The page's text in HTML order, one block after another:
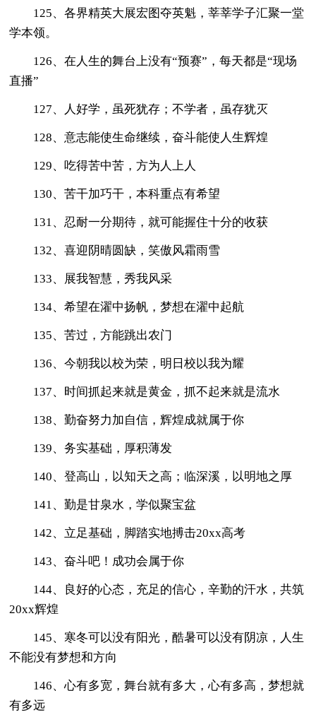
125、各界精英大展宏图夺英魁，莘莘学子汇聚一堂
学本领。
126、在人生的舞台上没有“预赛”，每天都是“现场
直播”
127、人好学，虽死犹存；不学者，虽存犹灭
128、意志能使生命继续，奋斗能使人生辉煌
129、吃得苦中苦，方为人上人
130、苦干加巧干，本科重点有希望
131、忍耐一分期待，就可能握住十分的收获
132、喜迎阴晴圆缺，笑傲风霜雨雪
133、展我智慧，秀我风采
134、希望在濯中扬帆，梦想在濯中起航
135、苦过，方能跳出农门
136、今朝我以校为荣，明日校以我为耀
137、时间抓起来就是黄金，抓不起来就是流水
138、勤奋努力加自信，辉煌成就属于你
139、务实基础，厚积薄发
140、登高山，以知天之高；临深溪，以明地之厚
141、勤是甘泉水，学似聚宝盆
142、立足基础，脚踏实地搏击20xx高考
143、奋斗吧！成功会属于你
144、良好的心态，充足的信心，辛勤的汗水，共筑
20xx辉煌
145、寒冬可以没有阳光，酷暑可以没有阴凉，人生
不能没有梦想和方向
146、心有多宽，舞台就有多大，心有多高，梦想就
有多远